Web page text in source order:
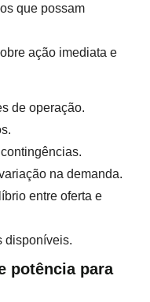
que possam
ação imediata e
de operação.
na demanda.
entre oferta e
disponíveis.
potência para